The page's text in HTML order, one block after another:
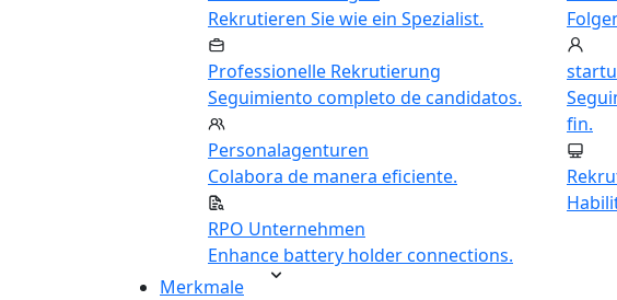
Rekrutieren Sie wie ein Spezialist.
Professionelle Rekrutierung
Seguimiento completo de candidatos.
Personalagenturen
Colabora de manera eficiente.
RPO Unternehmen
Enhance battery holder connections.
fin.
Merkmale